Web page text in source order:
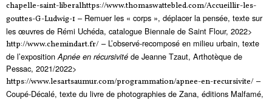
chapelle-saint-liberalhttps://www.thomaswattebled.com/Accueillir-les-
gouttes-G-Ludwig-1 – Remuer les « corps », déplacer la pensée, texte sur
les œuvres de Rémi Uchéda, catalogue Biennale de Saint Flour, 2022>
http://www.chemindart.fr/ – L’observé-recomposé en milieu urbain, texte
de l’expositionApnée en récursivité de Jeanne Tzaut, Arthotèque de
Pessac, 2021/2022>
https://www.lesartsaumur.com/programmation/apnee-en-recursivite/ –
Coupé-Décalé, texte du livre de photographies de Zana, éditions Malfamé,